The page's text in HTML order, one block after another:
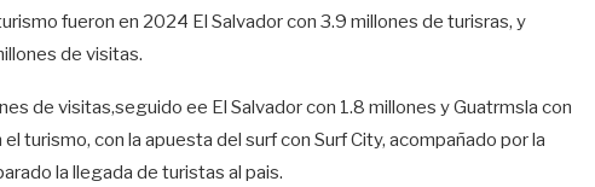
fueron en 2024 El Salvador con 3.9 millones de turisras, y
de visitas.
de visitas,seguido ee El Salvador con 1.8 millones y Guatrmsla con
turismo, con la apuesta del surf con Surf City, acompañado por la
la llegada de turistas al pais.